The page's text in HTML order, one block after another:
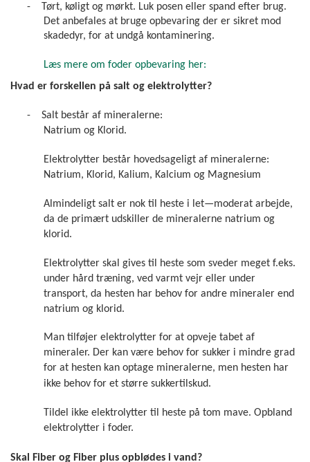
-
Tørt, køligt og mørkt. Luk posen eller spand efter brug.
Det anbefales at bruge opbevaring der er sikret mod
skadedyr, for at undgå kontaminering.
Læs mere om foder opbevaring her:
Hvad er forskellen på salt og elektrolytter?
-
Salt består af mineralerne:
Natrium og Klorid.
Elektrolytter består hovedsageligt af mineralerne:
Natrium, Klorid, Kalium, Kalcium og Magnesium
Almindeligt salt er nok til heste i let—moderat arbejde,
da de primært udskiller de mineralerne natrium og
klorid.
Elektrolytter skal gives til heste som sveder meget f.eks.
under hård træning, ved varmt vejr eller under
transport, da hesten har behov for andre mineraler end
natrium og klorid.
Man tilføjer elektrolytter for at opveje tabet af
mineraler. Der kan være behov for sukker i mindre grad
for at hesten kan optage mineralerne, men hesten har
ikke behov for et større sukkertilskud.
Tildel ikke elektrolytter til heste på tom mave. Opbland
elektrolytter i foder.
Skal Fiber og Fiber plus opblødes i vand?